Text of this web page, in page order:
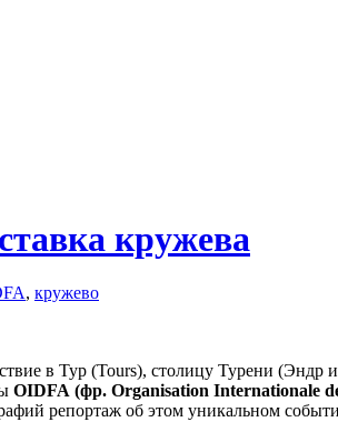
кружева
, кружево
в Тур (Tours), столицу Турени (Эндр
OIDFA (фр. Organisation Internationale
репортаж об этом уникальном